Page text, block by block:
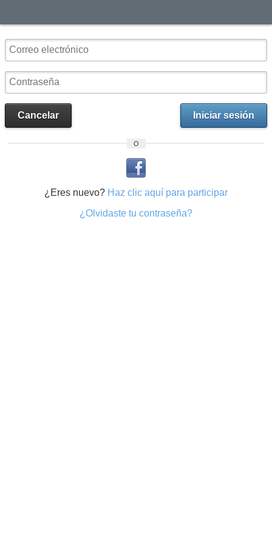
Iniciar sesión
Cancelar
O
¿Eres nuevo? Haz clic aquí para participar
¿Olvidaste tu contraseña?